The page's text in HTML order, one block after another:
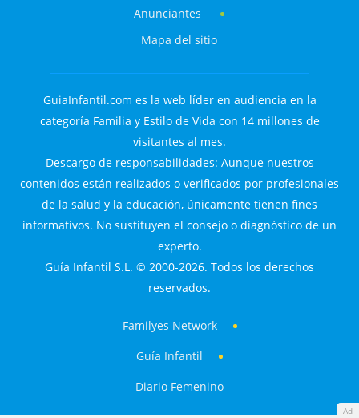
Ad
Anunciantes
Mapa del sitio
GuiaInfantil.com es la web líder en audiencia en la
categoría Familia y Estilo de Vida con 14 millones de
visitantes al mes.
Descargo de responsabilidades: Aunque nuestros
contenidos están realizados o verificados por profesionales
de la salud y la educación, únicamente tienen fines
informativos. No sustituyen el consejo o diagnóstico de un
experto.
Guía Infantil S.L. © 2000-2026. Todos los derechos
reservados.
Familyes Network
Guía Infantil
Diario Femenino